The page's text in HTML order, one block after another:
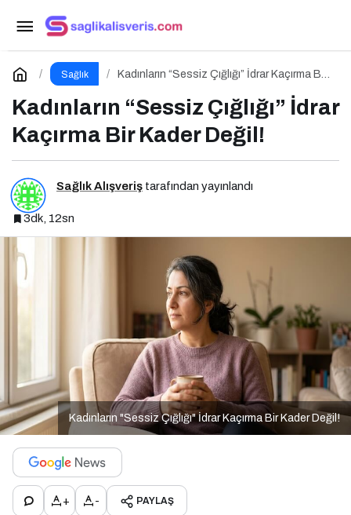
Sağlık
Kadınların “Sessiz Çığlığı” İdrar Kaçırma Bir
Kadınların “Sessiz Çığlığı” İdrar
Kaçırma Bir Kader Değil!
Sağlık Alışveriş tarafından yayınlandı
3dk, 12sn
Kadınların "Sessiz Çığlığı" İdrar Kaçırma Bir Kader Değil!
+ - PAYLAŞ
Fazla Tuz Mide Kanseri Riskini Nasıl Tetikliyor?
Yorum Yap